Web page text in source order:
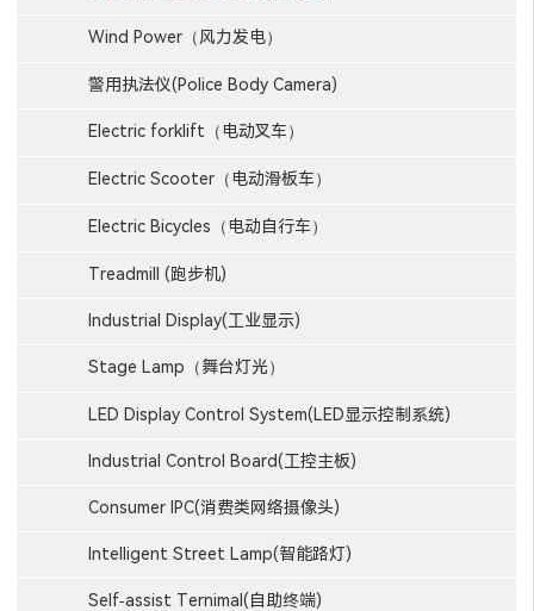
Wind Power（风力发电）
警用执法仪(Police Body Camera)
Electric forklift（电动叉车）
Electric Scooter（电动滑板车）
Electric Bicycles（电动自行车）
Treadmill (跑步机)
Industrial Display(工业显示)
Stage Lamp（舞台灯光）
LED Display Control System(LED显示控制系统)
Industrial Control Board(工控主板)
Consumer IPC(消费类网络摄像头)
Intelligent Street Lamp(智能路灯)
Self-assist Ternimal(自助终端)